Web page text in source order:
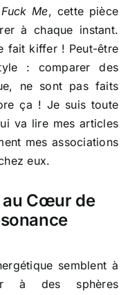
Fuck Me, cette pièce
à chaque instant.
fait kiffer ! Peut-être
: comparer des
ne sont pas faits
ça ! Je suis toute
va lire mes articles
mes associations
eux.
au Cœur de
semblent à
à des sphères